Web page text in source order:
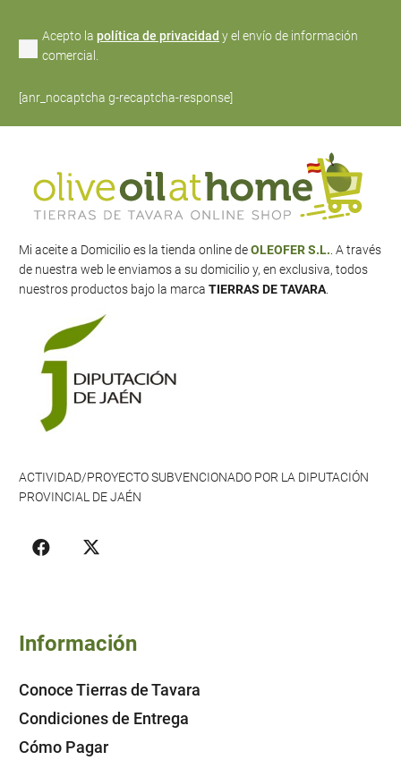
Acepto la política de privacidad y el envío de información
comercial.
[anr_nocaptcha g-recaptcha-response]
Mi aceite a Domicilio es la tienda online deOLEOFER S.L. . A través
de nuestra web le enviamos a su domicilio y, en exclusiva, todos
nuestros productos bajo la marca TIERRAS DE TAVARA
ACTIVIDAD/PROYECTO SUBVENCIONADO POR LA DIPUTACIÓN
PROVINCIAL DE JAÉN
Información
Conoce Tierras de Tavara
Condiciones de Entrega
Cómo Pagar